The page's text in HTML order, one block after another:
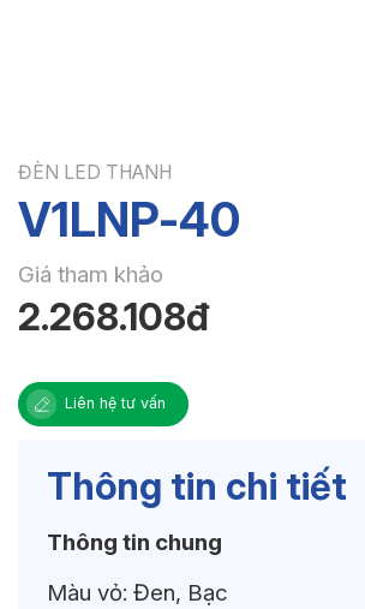
ĐÈN LED THANH
V1LNP-40
Giá tham khảo
2.268.108đ
Liên hệ tư vấn
Thông tin chi tiết
Thông tin chung
Màu vỏ: Đen, Bạc